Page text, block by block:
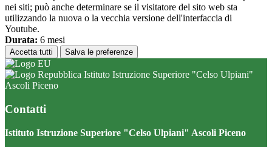
nei siti; può anche determinare se il visitatore del sito web sta
utilizzando la nuova o la vecchia versione dell'interfaccia di
Youtube.
Durata: 6 mesi
Accetta tutti Salva le preferenze
Istituto Istruzione Superiore "Celso Ulpiani"
Ascoli Piceno
Contatti
Istituto Istruzione Superiore "Celso Ulpiani" Ascoli Piceno